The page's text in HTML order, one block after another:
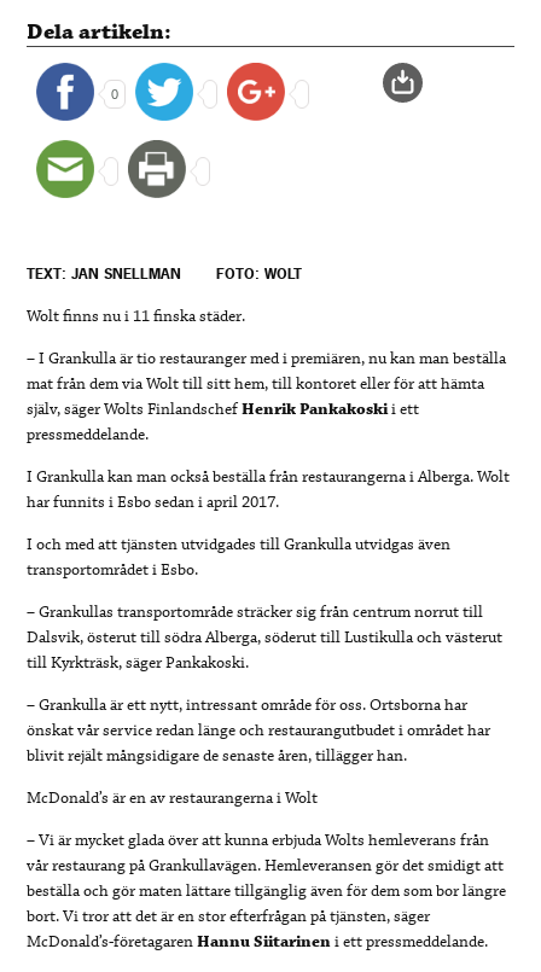
Dela artikeln:
0
TEXT: JAN SNELLMAN FOTO: WOLT
Wolt finns nu i 11 finska städer.
– I Grankulla är tio restauranger med i premiären, nu kan man beställa
mat från dem via Wolt till sitt hem, till kontoret eller för att hämta
själv, säger Wolts FinlandschefHenrik Pankakoskii ett
pressmeddelande.
I Grankulla kan man också beställa från restaurangerna i Alberga.Wolt
har funnits i Esbo sedan i april 2017.
I och med att tjänsten utvidgades till Grankulla utvidgas även
transportområdet i Esbo.
– Grankullas transportområde sträcker sig från centrum norrut till
Dalsvik, österut till södra Alberga, söderut till Lustikulla och västerut
till Kyrkträsk, säger Pankakoski.
– Grankulla är ett nytt, intressant område för oss. Ortsborna har
önskat vår service redan länge och restaurangutbudet i området har
blivit rejält mångsidigare de senaste åren, tillägger han.
McDonald’s är en av restaurangerna i Wolt
– Vi är mycket glada över att kunna erbjuda Wolts hemleverans från
vår restaurang på Grankullavägen. Hemleveransen gör det smidigt att
beställa och gör maten lättare tillgänglig även för dem som bor längre
bort. Vi tror att det är en stor efterfrågan på tjänsten, säger
McDonald’s-företagarenHannu Siitarineni ett pressmeddelande.